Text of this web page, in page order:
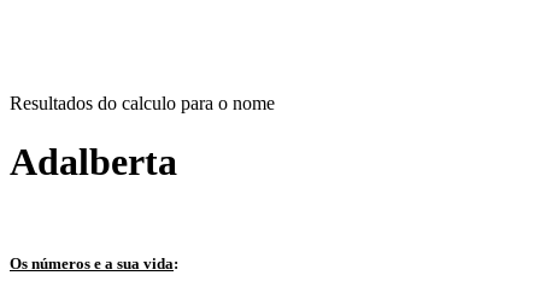
Resultados do calculo para o nome
Adalberta
Os números e a sua vida: